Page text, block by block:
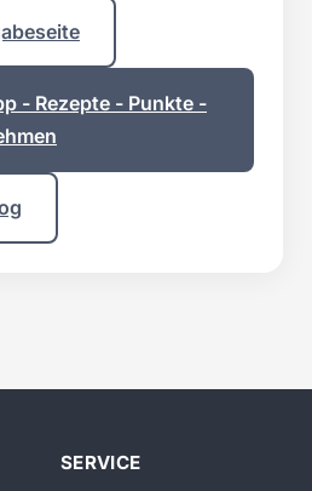
- Rezepte - Punkte -
SERVICE